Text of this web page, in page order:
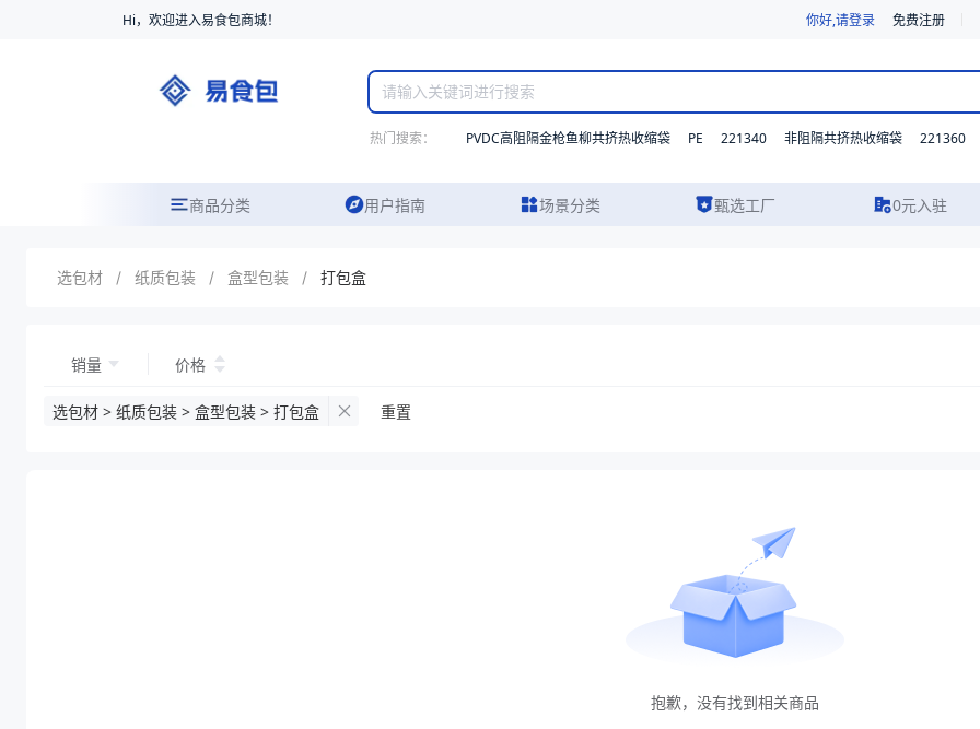
Hi，欢迎进入易食包商城！ 你好,请登录 免费注册
热门搜索： PVDC高阻隔金枪鱼柳共挤热收缩袋 PE 221340 非阻隔共挤热收缩袋 221360
商品分类 用户指南 场景分类 甄选工厂 0元入驻
选包材 / 纸质包装 / 盒型包装 / 打包盒
销量 价格
选包材 > 纸质包装 > 盒型包装 > 打包盒 重置
抱歉，没有找到相关商品